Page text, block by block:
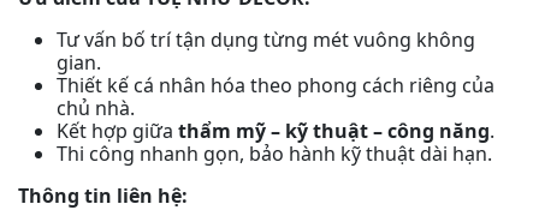
Tư vấn bố trí tận dụng từng mét vuông không
gian.
Thiết kế cá nhân hóa theo phong cách riêng của
chủ nhà.
Kết hợp giữa thẩm mỹ – kỹ thuật – công năng.
Thi công nhanh gọn, bảo hành kỹ thuật dài hạn.
Thông tin liên hệ: